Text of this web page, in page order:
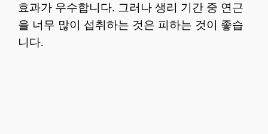
효과가 우수합니다. 그러나 생리 기간 중 연근
을 너무 많이 섭취하는 것은 피하는 것이 좋습
니다.